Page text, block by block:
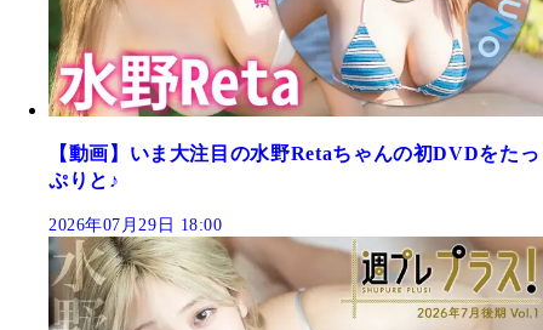
【動画】いま大注目の水野Retaちゃんの初DVDをたっ
ぷりと♪
2026年07月29日 18:00